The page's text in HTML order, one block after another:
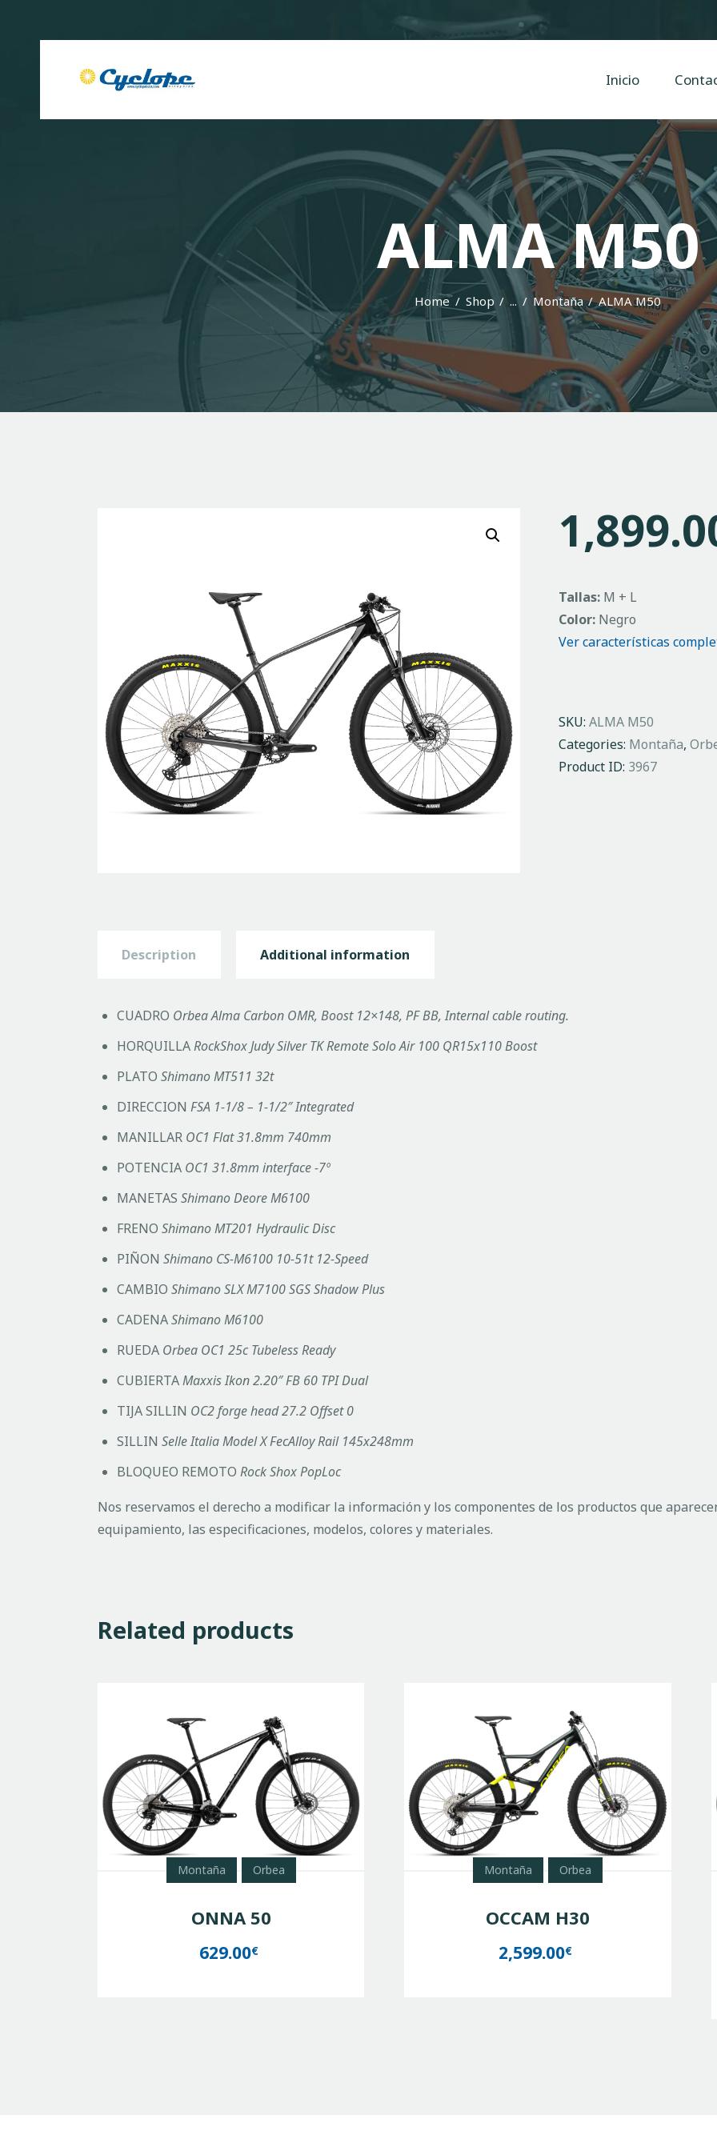
Inicio
ALMA M50
Home Shop ... Montaña ALMA M50
Taller y venta de bicis, eléctricas, mtb en Irun, Hondarribia y Hendaya
Inicio
Tallas: M + L
Color: Negro
Ver características
SKU: ALMA M50
Categories: Montaña,
Product ID: 3967
Description Additional information
CUADRO Orbea Alma Carbon OMR, Boost 12×148, PF BB, Internal cable routing.
HORQUILLARockShox Judy Silver TK Remote Solo Air 100 QR15x110 Boost
PLATO Shimano MT511 32t
DIRECCION FSA 1-1/8 – 1-1/2″ Integrated
MANILLAR OC1 Flat 31.8mm 740mm
POTENCIA OC1 31.8mm interface -7º
MANETAS Shimano Deore M6100
FRENO Shimano MT201 Hydraulic Disc
PIÑON Shimano CS-M6100 10-51t 12-Speed
CAMBIO Shimano SLX M7100 SGS Shadow Plus
CADENAShimano M6100
RUEDA Orbea OC1 25c Tubeless Ready
CUBIERTAMaxxis Ikon 2.20″ FB 60 TPI Dual
TIJA SILLIN OC2 forge head 27.2 Offset 0
SILLIN Selle Italia Model X FecAlloy Rail 145x248mm
BLOQUEO REMOTO Rock Shox PopLoc
Nos reservamos el derecho a modificar la información y los componentes de los productos que
equipamiento, las especificaciones, modelos, colores y materiales.
Related products
Montaña Orbea
ONNA 50
629.00€
Montaña Orbea
OCCAM H30
2,599.00€